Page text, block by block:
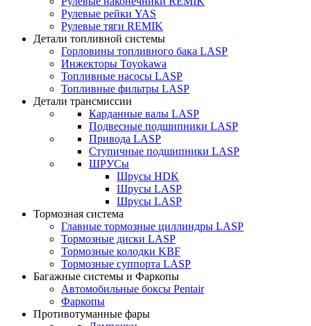
Рулевые рейки YAS
Рулевые тяги REMIK
Детали топливной системы
Горловины топливного бака LASP
Инжекторы Toyokawa
Топливные насосы LASP
Топливные фильтры LASP
Детали трансмиссии
Карданные валы LASP
Подвесные подшипники LASP
Привода LASP
Ступичные подшипники LASP
ШРУСы
Шрусы HDK
Шрусы LASP
Шрусы LASP
Тормозная система
Главные тормозные циллиндры LASP
Тормозные диски LASP
Тормозные колодки KBF
Тормозные суппорта LASP
Багажные системы и Фаркопы
Автомобильные боксы Pentair
Фаркопы
Противотуманные фары